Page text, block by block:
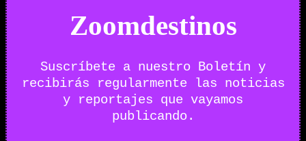
Zoomdestinos
Suscríbete a nuestro Boletín y
recibirás regularmente las noticias
y reportajes que vayamos
publicando.